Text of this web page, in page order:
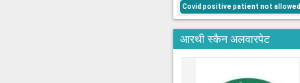
Covid positive patient not allowed
आरथी स्कैन अलवारपेट